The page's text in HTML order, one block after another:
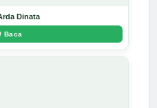
Dinata
Baca